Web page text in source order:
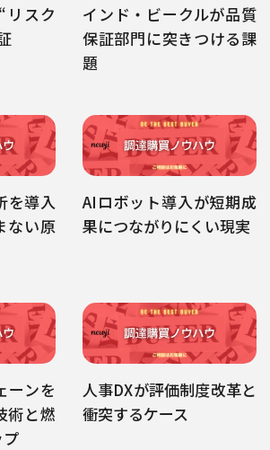
リスク
インド・ビークルが品質
保証部門に突きつける課
題
を導入
ない原
AIロボット導入が短期成
果につながりにくい現実
ーンを
術と燃
人事DXが評価制度改革と
衝突するケース